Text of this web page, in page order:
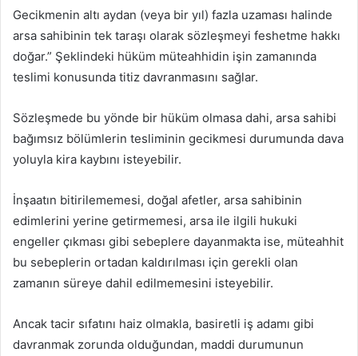
Gecikmenin altı aydan (veya bir yıl) fazla uzaması halinde
arsa sahibinin tek taraşı olarak sözleşmeyi feshetme hakkı
doğar.” Şeklindeki hüküm müteahhidin işin zamanında
teslimi konusunda titiz davranmasını sağlar.
Sözleşmede bu yönde bir hüküm olmasa dahi, arsa sahibi
bağımsız bölümlerin tesliminin gecikmesi durumunda dava
yoluyla kira kaybını isteyebilir.
İnşaatın bitirilememesi, doğal afetler, arsa sahibinin
edimlerini yerine getirmemesi, arsa ile ilgili hukuki
engeller çıkması gibi sebeplere dayanmakta ise, müteahhit
bu sebeplerin ortadan kaldırılması için gerekli olan
zamanın süreye dahil edilmemesini isteyebilir.
Ancak tacir sıfatını haiz olmakla, basiretli iş adamı gibi
davranmak zorunda olduğundan, maddi durumunun